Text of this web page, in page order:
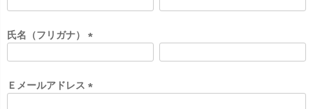
須
)
氏名（フリガナ）
須
)
Ｅメールアドレス